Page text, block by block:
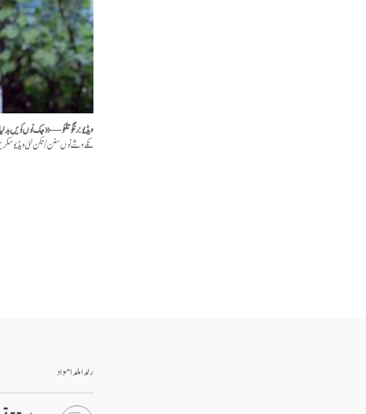
ویڈیو: رنگو تلکو — «جگ نوں کویں
نکے وشے نوں سنن/تکن لئی ویڈیو
رلدا ملدا مواد